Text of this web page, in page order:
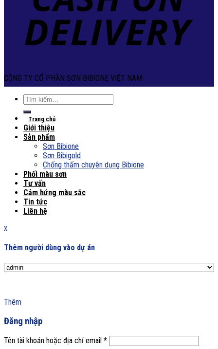
CÔNG TY CỔ PHẦN SƠN BIBIONE VIỆT NAM
Tìm
kiếm:
Trang chủ
Giới thiệu
Sản phẩm
Sơn Bibione
Sơn Bibigold
Chống thấm chuyên dụng Bibione
Phối màu sơn
Tư vấn
Cảm hứng màu sắc
Tin tức
Liên hệ
x
Thêm người dùng vào dự án
Thêm
Đăng nhập
Tên tài khoản hoặc địa chỉ email *